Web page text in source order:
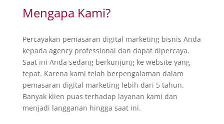
Mengapa Kami?
Percayakan pemasaran digital marketing bisnis Anda
kepada agency professional dan dapat dipercaya.
Saat ini Anda sedang berkunjung ke website yang
tepat. Karena kami telah berpengalaman dalam
pemasaran digital marketing lebih dari 5 tahun.
Banyak klien puas terhadap layanan kami dan
menjadi langganan hingga saat ini.